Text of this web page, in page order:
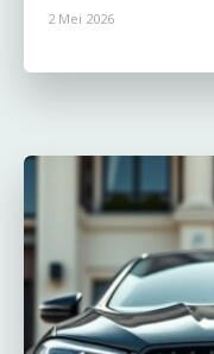
2 Mei 2026